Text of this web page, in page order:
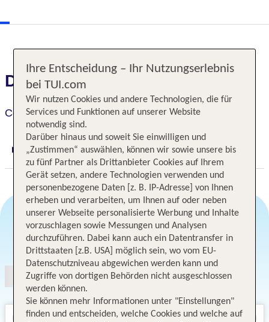
Das erwartet Sie
Courtyard by Marriott Prague City
Digitaler und telefonischer 24/7 TUI Service
Angebotsauswahl
Ihre Entscheidung – Ihr Nutzungserlebnis
bei TUI.com
Wir nutzen Cookies und andere Technologien, die für
Services und Funktionen auf unserer Website
notwendig sind.
Darüber hinaus und soweit Sie einwilligen und
„Zustimmen“ auswählen, können wir sowie unsere bis
zu fünf Partner als Drittanbieter Cookies auf Ihrem
Gerät setzen, andere Technologien verwenden und
personenbezogene Daten [z. B. IP-Adresse] von Ihnen
erheben und verarbeiten, um Ihnen auf oder neben
unserer Webseite personalisierte Werbung und Inhalte
vorzuschlagen sowie Messungen und Analysen
durchzuführen. Dabei kann auch ein Datentransfer in
Drittstaaten [z.B. USA] möglich sein, wo vom EU-
Datenschutzniveau abgewichen werden kann und
Zugriffe von dortigen Behörden nicht ausgeschlossen
werden können.
Sie können mehr Informationen unter "Einstellungen"
finden und entscheiden, welche Cookies und welche auf